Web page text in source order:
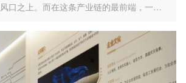
口之上。而在这条产业链的最前端，一…